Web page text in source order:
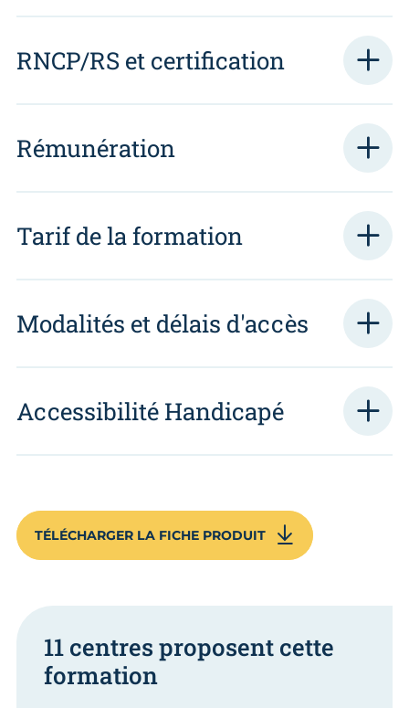
RNCP/RS et certification
Rémunération
Tarif de la formation
Modalités et délais d'accès
Accessibilité Handicapé
TÉLÉCHARGER LA FICHE PRODUIT
11 centres proposent cette
formation